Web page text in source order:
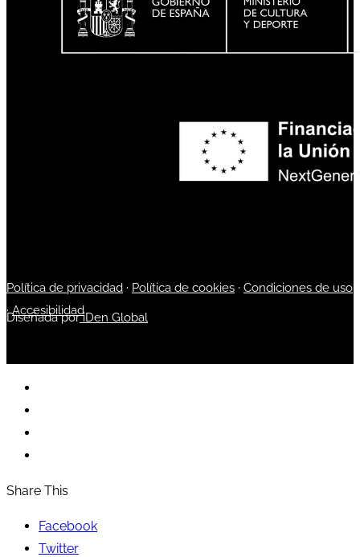
Política de privacidad · Política de cookies · Condiciones de uso
·Accesibilidad
Diseñada poriDen Global
Share This
Facebook
Twitter